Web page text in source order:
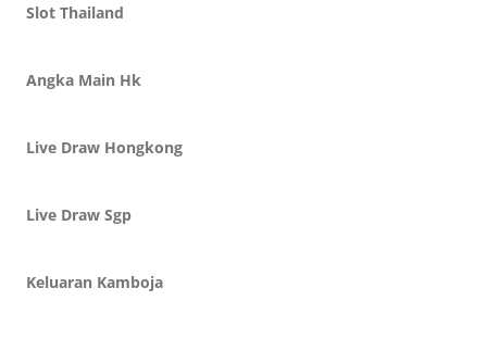
Slot Thailand
Angka Main Hk
Live Draw Hongkong
Live Draw Sgp
Keluaran Kamboja